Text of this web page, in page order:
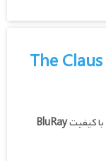
با کیفیتBluRay